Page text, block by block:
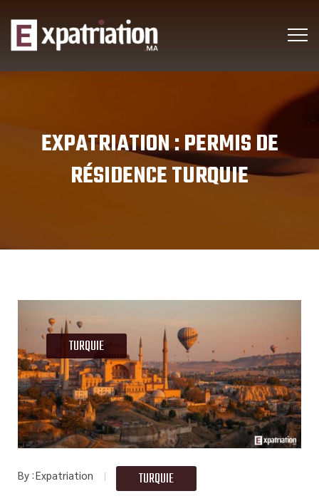
EXPATRIATION :PERMIS DE
RÉSIDENCE TURQUIE
TURQUIE
By Expatriation TURQUIE